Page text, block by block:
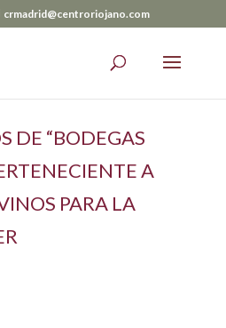
crmadrid@centroriojano.com
DE “BODEGAS
A
PARA LA